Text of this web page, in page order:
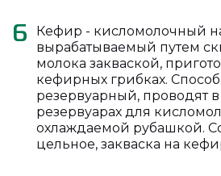
6
Кефир - кисломолочный
вырабатываемый путем
молока закваской,
кефирных грибках.
резервуарный, проводят
резервуарах для
охлаждаемой рубашкой. Состав: молоко
цельное, закваска на